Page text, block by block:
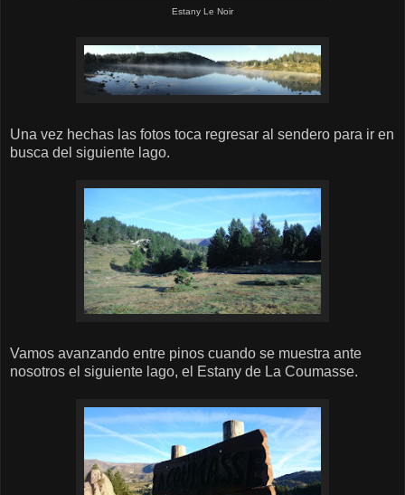
Estany Le Noir
Una vez hechas las fotos toca regresar al sendero para ir en
busca del siguiente lago.
Vamos avanzando entre pinos cuando se muestra ante
nosotros el siguiente lago, el Estany de La Coumasse.